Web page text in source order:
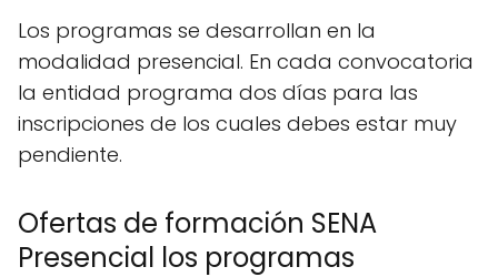
Los programas se desarrollan en la
modalidad presencial. En cada convocatoria
la entidad programa dos días para las
inscripciones de los cuales debes estar muy
pendiente.
Ofertas de formación SENA
Presencial los programas